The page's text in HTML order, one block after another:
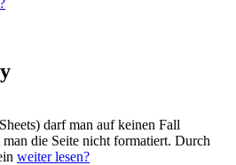
darf man auf keinen Fall
die Seite nicht formatiert. Durch
weiter lesen?